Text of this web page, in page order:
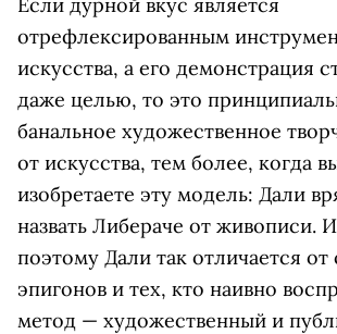
отрефлексированным
искусства, а его демонстрация
даже целью, то это
банальное художественное
от искусства, тем более, когда
изобретаете эту модель: Дали
назвать Либераче от живописи.
поэтому Дали так отличается от
эпигонов и тех, кто наивно
метод — художественный и